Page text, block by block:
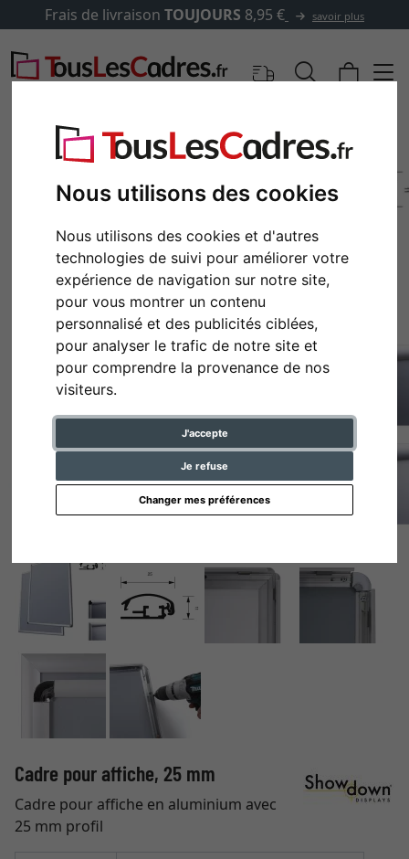
Nous utilisons des cookies
Nous utilisons des cookies et d'autres
technologies de suivi pour améliorer votre
expérience de navigation sur notre site,
pour vous montrer un contenu
personnalisé et des publicités ciblées,
pour analyser le trafic de notre site et
pour comprendre la provenance de nos
visiteurs.
J'accepte
Je refuse
Changer mes préférences
Frais de livraison TOUJOURS 8,95 € savoir plus
Retour
Cadre pour affiche, 25 mm
Cadre pour affiche en aluminium avec
25 mm profil